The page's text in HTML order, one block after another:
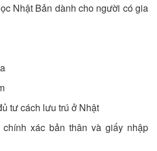
Nhật Bản dành cho người có gia
tư cách lưu trú ở Nhật
xác bản thân và giấy nhập